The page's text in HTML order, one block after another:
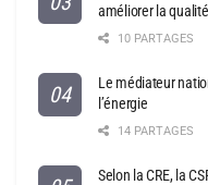
améliorer la
10 PARTAGES
Le médiateur
l’énergie
14 PARTAGES
Selon la CRE, la